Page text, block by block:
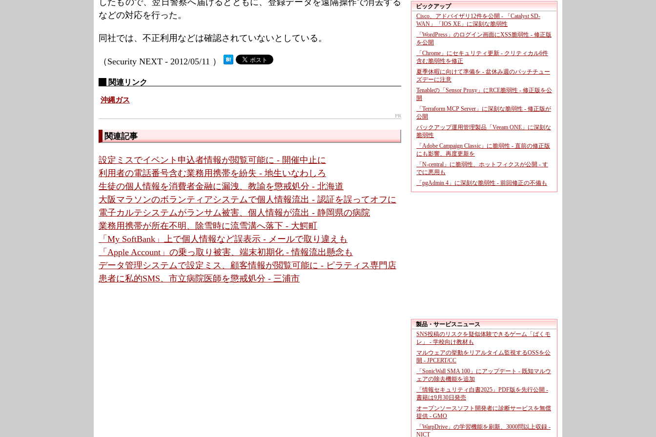
したもので、翌日警察へ届けるとともに、登録データを遠隔操作で消去する
などの対応を行った。
同社では、不正利用などは確認されていないとしている。
（Security NEXT - 2012/05/11 ）
関連リンク
沖縄ガス
PR
関連記事
設定ミスでイベント申込者情報が閲覧可能に - 開催中止に
利用者の電話番号含む業務用携帯を紛失 - 地生いなわしろ
生徒の個人情報を消費者金融に漏洩、教諭を懲戒処分 - 北海道
大阪マラソンのボランティアシステムで個人情報流出 - 認証を誤ってオフに
電子カルテシステムがランサム被害、個人情報が流出 - 静岡県の病院
業務用携帯が所在不明、除雪時に流雪溝へ落下 - 大鰐町
「My SoftBank」上で個人情報など誤表示 - メールで取り違えも
「Apple Account」の乗っ取り被害、端末初期化 - 情報流出懸念も
データ管理システムで設定ミス、顧客情報が閲覧可能に - ピラティス専門店
患者に私的SMS、市立病院医師を懲戒処分 - 三浦市
ピックアップ
Cisco、アドバイザリ12件を公開 - 「Catalyst SD-
WAN」「IOS XE」に深刻な脆弱性
「WordPress」のログイン画面にXSS脆弱性 - 修正版
を公開
「Chrome」にセキュリティ更新 - クリティカル6件
含む脆弱性を修正
夏季休暇に向けて準備を - 盆休み週のパッチチュー
ズデーに注意
Tenableの「Sensor Proxy」にRCE脆弱性 - 修正版を公
開
「Terraform MCP Server」に深刻な脆弱性 - 修正版が
公開
バックアップ運用管理製品「Veeam ONE」に深刻な
脆弱性
「Adobe Campaign Classic」に脆弱性 - 直前の修正版
にも影響、再度更新を
「N-central」に脆弱性、ホットフィクスが公開 - す
でに悪用も
「pgAdmin 4」に深刻な脆弱性 - 前回修正の不備も
製品・サービスニュース
SNS投稿のリスクを疑似体験できるゲーム「ばくモ
レ」 - 学校向け教材も
マルウェアの挙動をリアルタイム監視するOSSを公
開 - JPCERT/CC
「SonicWall SMA 100」にアップデート - 既知マルウ
ェアの除去機能を追加
「情報セキュリティ白書2025」PDF版を先行公開 -
書籍は9月30日発売
オープンソースソフト開発者に診断サービスを無償
提供 - GMO
「WarpDrive」の学習機能を刷新、3000問以上収録 -
NICT